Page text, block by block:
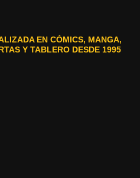
EN CÓMICS, MANGA,
Y TABLERO DESDE 1995